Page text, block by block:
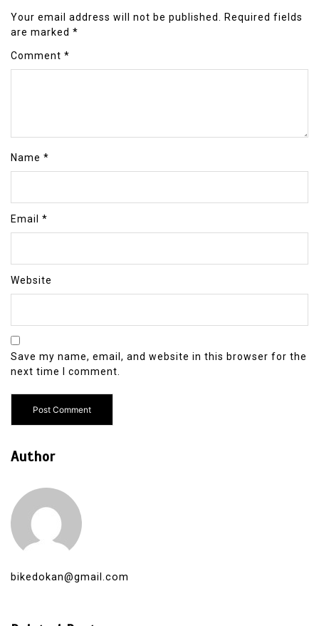
Your email address will not be published.
Required fields
are marked *
Comment *
Name *
Email *
Website
Save my name, email, and website in this browser for the
next time I comment.
Author
bikedokan@gmail.com